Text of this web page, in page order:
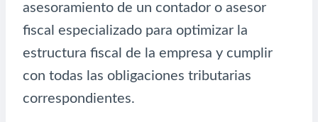
asesoramiento de un contador o asesor
fiscal especializado para optimizar la
estructura fiscal de la empresa y cumplir
con todas las obligaciones tributarias
correspondientes.